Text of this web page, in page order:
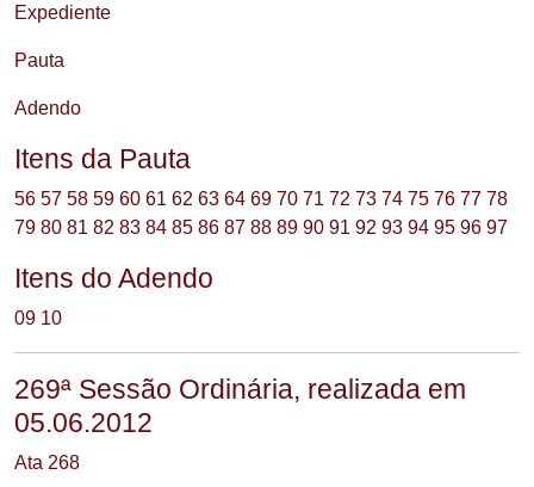
Expediente
Pauta
Adendo
Itens da Pauta
56 57 58 59 60 61 62 63 64 69 70 71 72 73 74 75 76 77 78
79 80 81 82 83 84 85 86 87 88 89 90 91 92 93 94 95 96 97
Itens do Adendo
09 10
269ª Sessão Ordinária, realizada em
05.06.2012
Ata 268